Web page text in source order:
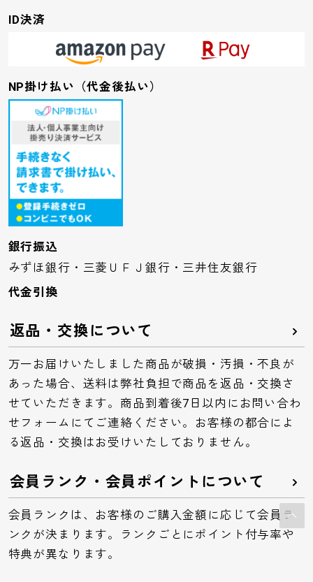
ID決済
NP掛け払い（代金後払い）
銀行振込
みずほ銀行・三菱ＵＦＪ銀行・三井住友銀行
代金引換
返品・交換について
万一お届けいたしました商品が破損・汚損・不良が
あった場合、送料は弊社負担で商品を返品・交換さ
せていただきます。商品到着後7日以内にお問い合わ
せフォームにてご連絡ください。お客様の都合によ
る返品・交換はお受けいたしておりません。
会員ランク・会員ポイントについて
会員ランクは、お客様のご購入金額に応じて会員ラ
ンクが決まります。ランクごとにポイント付与率や
特典が異なります。